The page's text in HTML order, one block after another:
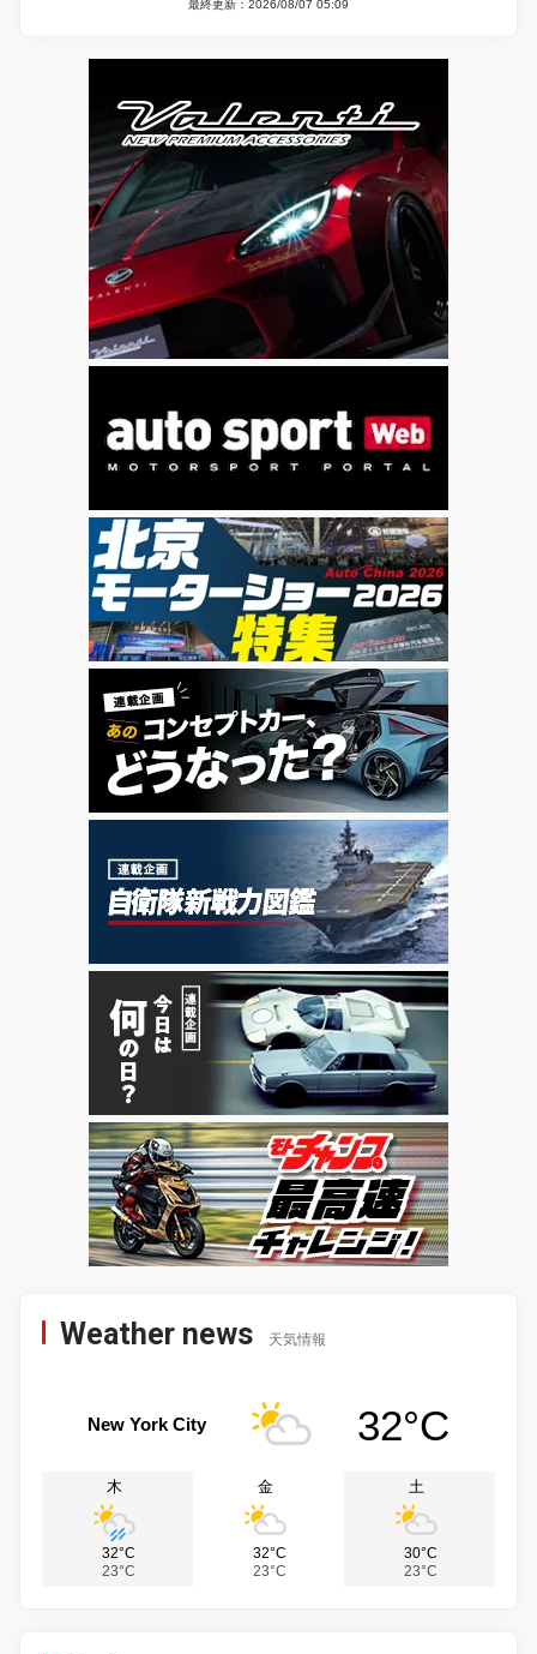
最終更新：2026/08/07 05:09
Weather news 天気情報
New York City 32°C
木
32°C
23°C
金
32°C
23°C
土
30°C
23°C